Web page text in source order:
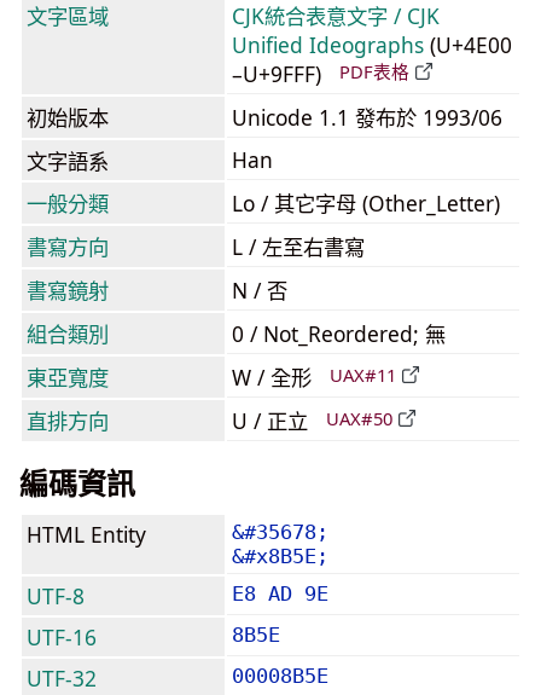
文字區域
CJK統合表意文字 / CJK
Unified Ideographs (U+4E00
–U+9FFF)
PDF表格
初始版本
Unicode 1.1 發布於 1993/06
文字語系
Han
一般分類
Lo / 其它字母 (Other_Letter)
書寫方向
L / 左至右書寫
書寫鏡射
N / 否
組合類別
0 / Not_Reordered; 無
東亞寬度
W / 全形 UAX#11
直排方向 U / 正立 UAX#50
編碼資訊
HTML Entity
&#35678;
&#x8B5E;
UTF-8 E8 AD 9E
UTF-16 8B5E
UTF-32 00008B5E